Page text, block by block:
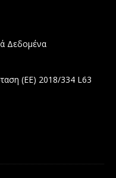
Δεδομένα
(ΕΕ) 2018/334 L63